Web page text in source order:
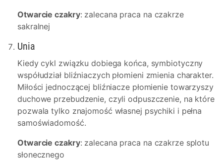
Otwarcie czakry: zalecana praca na czakrze
sakralnej
Unia
Kiedy cykl związku dobiega końca, symbiotyczny
współudział bliźniaczych płomieni zmienia charakter.
Miłości jednoczącej bliźniacze płomienie towarzyszy
duchowe przebudzenie, czyli odpuszczenie, na które
pozwala tylko znajomość własnej psychiki i pełna
samoświadomość.
Otwarcie czakry: zalecana praca na czakrze splotu
słonecznego